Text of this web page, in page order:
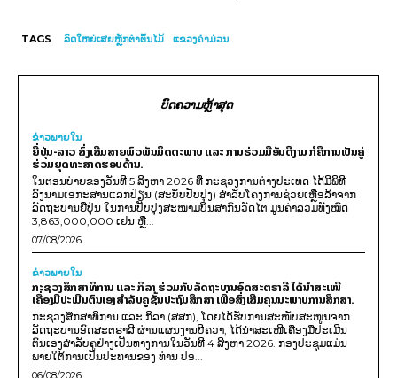
TAGS ລົດໃຫຍ່ເສຍຫຼັກຕຳຕົ້ນໄມ້ ແຂວງຄຳມ່ວນ
ບົດຄວາມຫຼ້າສຸດ
ຂ່າວພາຍ​ໃນ
ຍີ່ປຸ່ນ-ລາວ ສົ່ງເສີມສາຍພົວພັນມິດຕະພາບ ແລະ ການຮ່ວມມືອັນດີງາມ ກໍຄືການເປັນຄູ່
ຮ່ວມຍຸດທະສາດຮອບດ້ານ.
ໃນຕອນບ່າຍຂອງວັນທີ 5 ສິງຫາ 2026 ທີ່ ກະຊວງການຕ່າງປະເທດ ໄດ້ມີພິທີ
ລົງນາມເອກະສານແລກປ່ຽນ (ສະບັບປັບປຸງ) ສໍາລັບໂຄງການຊ່ວຍເຫຼືອລ້າຈາກ
ລັດຖະບານຍີ່ປຸ່ນ ໃນການປັບປຸງສະໜາມບິນສາກົນວັດໄຕ ມູນຄ່າລວມທັງໝົດ
3,863,000,000 ເຢນ ຫຼື...
07/08/2026
ຂ່າວພາຍ​ໃນ
ກະຊວງສຶກສາທິການ ແລະ ກິລາ ຮ່ວມກັບລັດຖະບານອົດສະຕຣາລີ ໄດ້ນຳສະເໜີ
ເຄື່ອງມືປະເມີນຕົນເອງສຳລັບຄູຊັ້ນປະຖົມສຶກສາ ເພື່ອສົ່ງເສີມຄຸນນະພາບການສຶກສາ.
ກະຊວງສຶກສາທິການ ແລະ ກິລາ (ສສກ), ໂດຍໄດ້ຮັບການສະໜັບສະໜູນຈາກ
ລັດຖະບານອົດສະຕຣາລີ ຜ່ານແຜນງານບີຄວາ, ໄດ້ນຳສະເໜີເຄື່ອງມືປະເມີນ
ຕົນເອງສຳລັບຄູຢ່າງເປັນທາງການໃນວັນທີ 4 ສິງຫາ 2026. ກອງປະຊຸມແມ່ນ
ພາຍໃຕ້ການເປັນປະທານຂອງ ທ່ານ ປອ...
06/08/2026